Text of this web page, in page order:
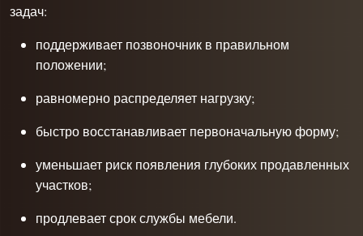
задач:
поддерживает позвоночник в правильном
положении;
равномерно распределяет нагрузку;
быстро восстанавливает первоначальную форму;
уменьшает риск появления глубоких продавленных
участков;
продлевает срок службы мебели.